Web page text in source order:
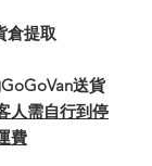
倉提取
送貨
人需自行到停
費